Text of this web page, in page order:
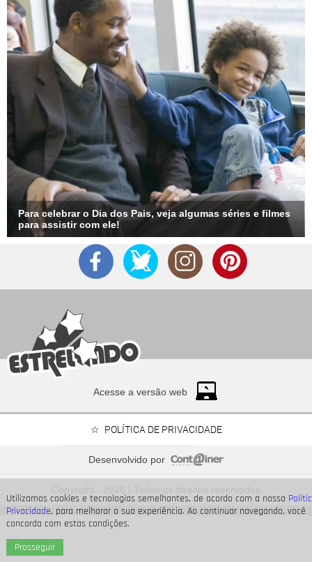
Utilizamos cookies e tecnologias semelhantes, de acordo com a nossa
Privacidade, para melhorar a sua experiência. Ao continuar navegando, você
concorda com estas condições.
Prosseguir
Para celebrar o Dia dos Pais, veja algumas séries e filmes
para assistir com ele!
Neymar Jr., Nicolas Prattes, Endrick... Veja os famosos
Acesse a versão web
POLÍTICA DE PRIVACIDADE
Desenvolvido por